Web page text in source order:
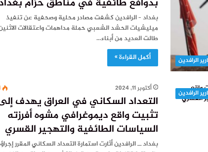
الرافدين
بغداد – الرافدين كشفت مصادر محلية وصحفية عن تنفيذ
ميليشيات الحشد الشعبي حملة مداهمات واعتقالات
طالت العديد من أبناء…
أكمل القراءة »
الرافدين أكتوبر 11, 2024
التعداد السكاني في العراق يهدف
تثبيت واقع ديموغرافي مشوه أفرزته
السياسات الطائفية والتهجير القسري
بغداد ــ الرافدين أثارت استمارة التعداد السكاني المقرر